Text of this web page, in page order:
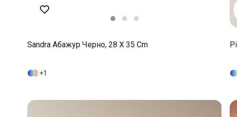
Sandra Абажур Черно, 28 X 35 Cm
1